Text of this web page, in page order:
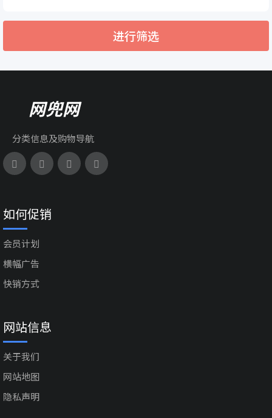
进行筛选
网兜网
分类信息及购物导航
如何促销
会员计划
横幅广告
快销方式
网站信息
关于我们
网站地图
隐私声明